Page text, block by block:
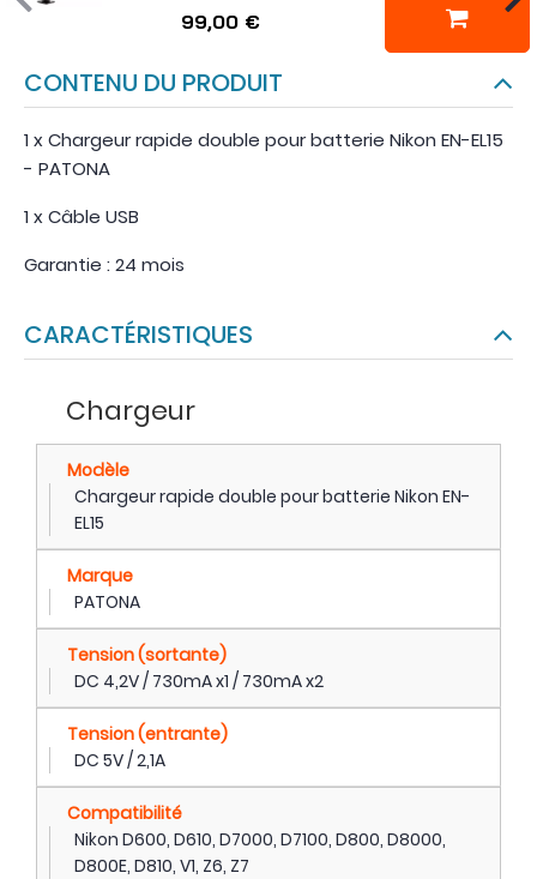
99,00 €
CONTENU DU PRODUIT
1 x Chargeur rapide double pour batterie Nikon EN-EL15
- PATONA
1 x Câble USB
Garantie : 24 mois
CARACTÉRISTIQUES
Chargeur
Modèle
Chargeur rapide double pour batterie Nikon EN-
EL15
Marque
PATONA
Tension (sortante)
DC 4,2V / 730mA x1 / 730mA x2
Tension (entrante)
DC 5V / 2,1A
Compatibilité
Nikon D600, D610, D7000, D7100, D800, D8000,
D800E, D810, V1, Z6, Z7